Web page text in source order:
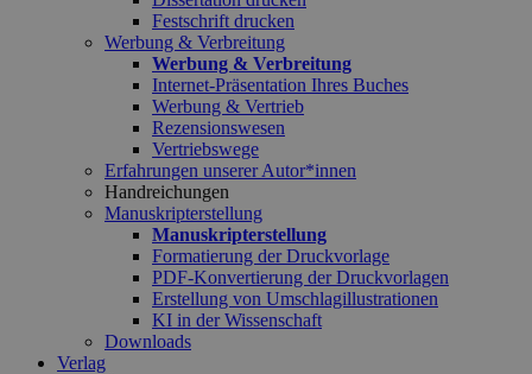
Festschrift drucken
Werbung & Verbreitung
Werbung & Verbreitung
Internet-Präsentation Ihres Buches
Werbung & Vertrieb
Rezensionswesen
Vertriebswege
Erfahrungen unserer Autor*innen
Handreichungen
Manuskripterstellung
Manuskripterstellung
Formatierung der Druckvorlage
PDF-Konvertierung der Druckvorlagen
Erstellung von Umschlagillustrationen
KI in der Wissenschaft
Downloads
Verlag